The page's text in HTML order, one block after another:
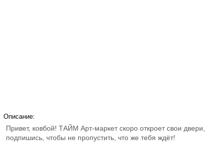
Описание:
Привет, ковбой! ТАЙМ Арт-маркет скоро откроет свои двери,
подпишись, чтобы не пропустить, что же тебя ждёт!